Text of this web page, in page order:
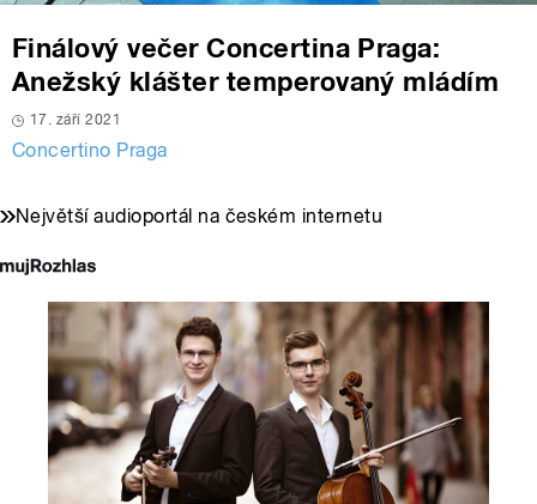
Finálový večer Concertina Praga:
Anežský klášter temperovaný mládím
17. září 2021
Concertino Praga
Největší audioportál na českém internetu